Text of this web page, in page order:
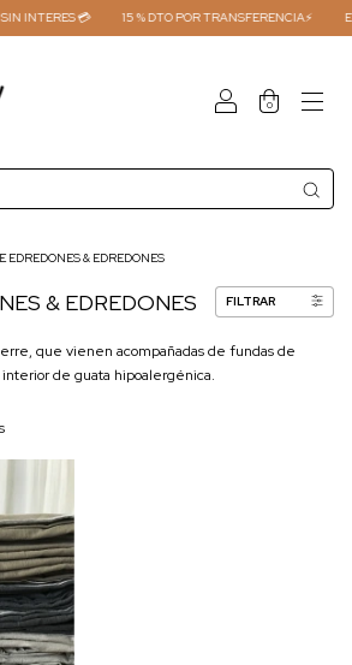
INTERES 💳 15 % DTO POR TRANSFERENCIA⚡
0
EDREDONES & EDREDONES
& EDREDONES FILTRAR
que vienen acompañadas de fundas de
de guata hipoalergénica.